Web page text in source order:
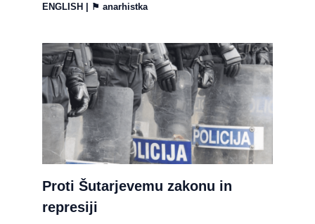
ENGLISH | ⚑ anarhistka
Proti Šutarjevemu zakonu in
represiji